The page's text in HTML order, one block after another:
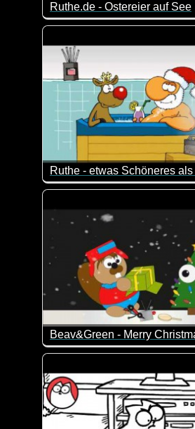
Ruthe.de - Ostereier auf See
Das ist mal wieder blöd,
Nein, etwas Schöneres
Beav&Green - Merry
Hoffentlich sind eure